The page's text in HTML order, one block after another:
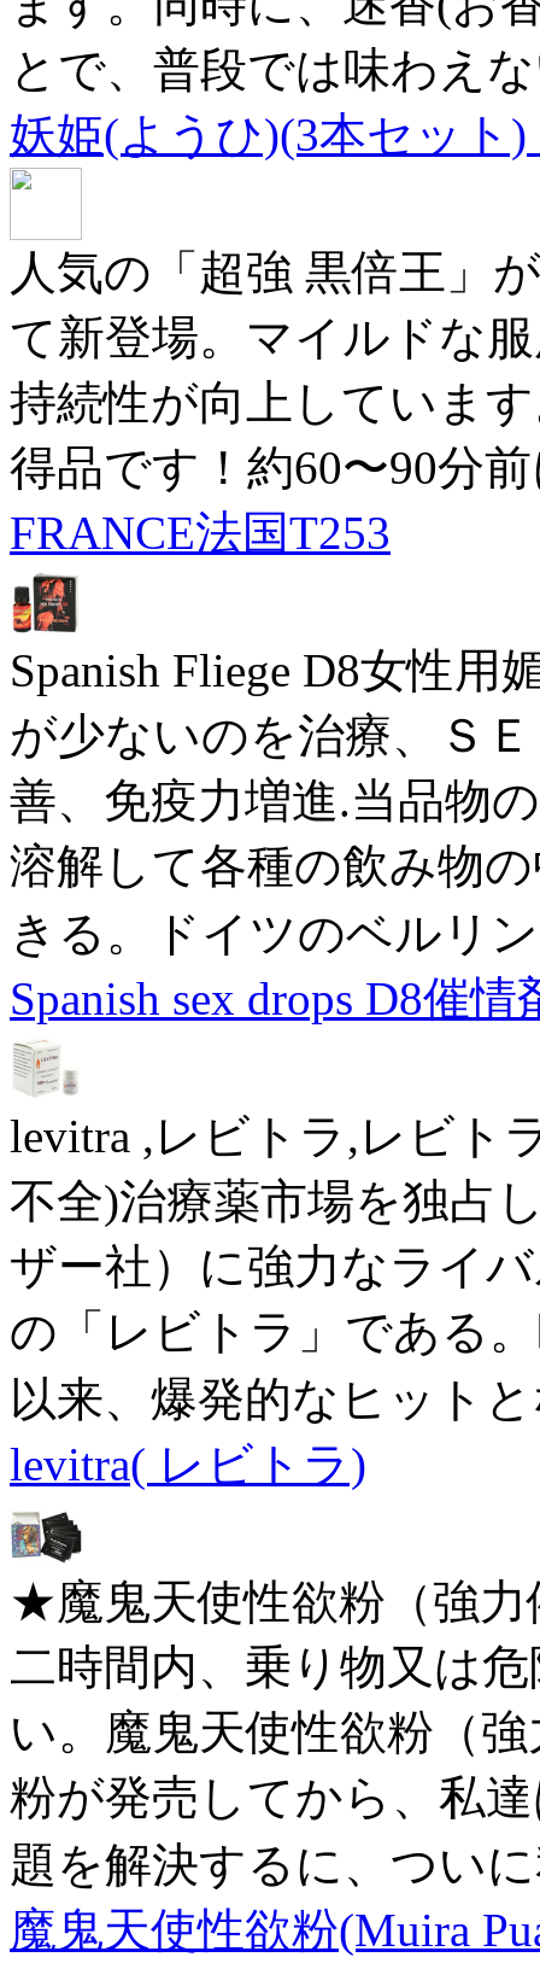
とで、普段では味わえ
妖姫(ようひ)(3本セット
人気の「超強 黒倍王」
て新登場。マイルドな
持続性が向上していま
得品です！約60〜90分
FRANCE法国T253
Spanish Fliege D8女性
が少ないのを治療、Ｓ
善、免疫力増進.当品物
溶解して各種の飲み物
きる。ドイツのベルリ
Spanish sex drops D8催情
levitra ,レビトラ,レビト
不全)治療薬市場を独占
ザー社）に強力なライ
の「レビトラ」である
以来、爆発的なヒット
levitra( レビトラ)
★魔鬼天使性欲粉（強力
二時間内、乗り物又は
い。魔鬼天使性欲粉（
粉が発売してから、私
題を解決するに、つい
魔鬼天使性欲粉(Muira